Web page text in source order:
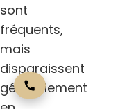
sont
fréquents,
mais
disparaissent
généralement